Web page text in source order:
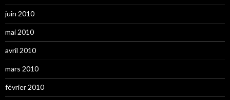
juin 2010
mai 2010
avril 2010
mars 2010
février 2010